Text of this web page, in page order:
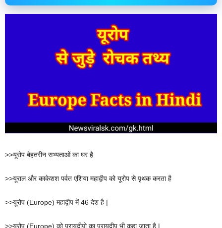
>>यूरोप बेहतरीन सभ्यताओं का घर है
>>यूराल और काकेशश पर्वत एशिया महाद्वीप को यूरोप से पृथक करता है
>>यूरोप (Europe) महाद्वीप में 46 देश है |
>>यूरोप (Europe) को प्रायद्वीपो का प्रायद्वीप भी कहा जाता है |